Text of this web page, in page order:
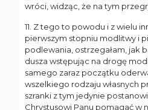
wróci, widząc, że na tym
11. Z tego to powodu i z wielu
pierwszym stopniu modlitwy i
podlewania, ostrzegałam, jak
dusza wstępując na drogę
samego zaraz początku
wszelkiego rodzaju własnych
szranki z tym jedynie
Chrystusowi Panu pomagać w